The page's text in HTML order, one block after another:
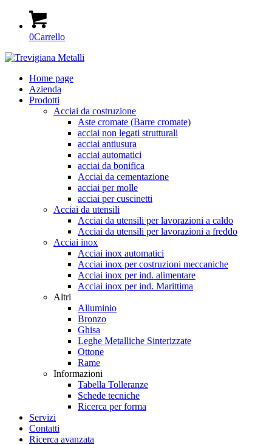
0Carrello
Home page
Azienda
Prodotti
Acciai da costruzione
Aste cromate (Barre cromate)
acciai non legati strutturali
acciai antiusura
acciai automatici
acciai da bonifica
Acciai da cementazione
acciai per molle
acciai per cuscinetti
Acciai da utensili
Acciai da utensili per lavorazioni a caldo
Acciai da utensili per lavorazioni a freddo
Acciai inox
Acciai inox automatici
Acciai inox per costruzioni meccaniche
Acciai inox per ind. alimentare
Acciai inox per ind. Marittima
Altri
Alluminio
Bronzo
Ghisa
Leghe Metalliche Sinterizzate
Ottone
Rame
Informazioni
Tabella Tolleranze
Schede tecniche
Ricerca per forma
Servizi
Contatti
Ricerca avanzata